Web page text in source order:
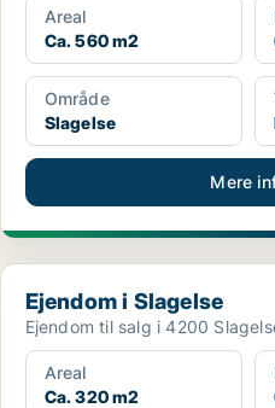
Areal
Ca. 560 m2
Område
Slagelse
Mere
Ejendom i Slagelse
Ejendom i Slagelse
Ejendom til salg i 4200
Areal
Ca. 320 m2